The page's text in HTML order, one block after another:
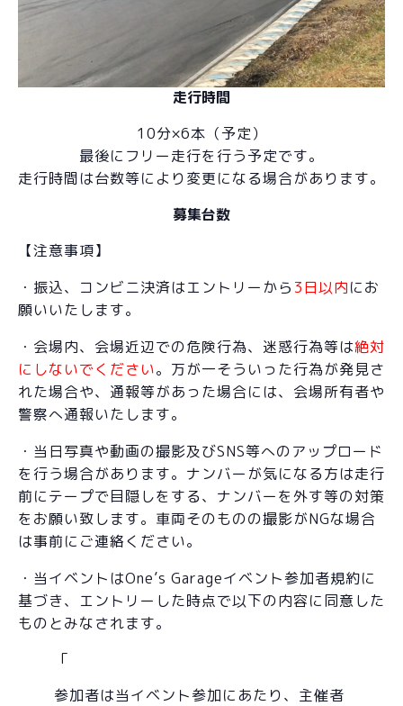
走行時間
10分×6本（予定）
最後にフリー走行を行う予定です。
走行時間は台数等により変更になる場合があります。
募集台数
【注意事項】
・振込、コンビニ決済はエントリーから 3日以内にお
願いいたします。
・会場内、会場近辺での危険行為、迷惑行為等は絶対
にしないでください。万が一そういった行為が発見さ
れた場合や、通報等があった場合には、会場所有者や
警察へ通報いたします。
・当日写真や動画の撮影及びSNS等へのアップロード
を行う場合があります。ナンバーが気になる方は走行
前にテープで目隠しをする、ナンバーを外す等の対策
をお願い致します。車両そのものの撮影がNGな場合
は事前にご連絡ください。
・当イベントはOne’s Garageイベント参加者規約に
基づき、エントリーした時点で以下の内容に同意した
ものとみなされます。
参加者は当イベント参加にあたり、主催者